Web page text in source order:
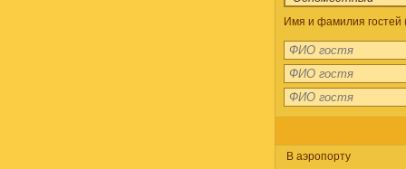
Имя и фамилия гостей
В аэропорту